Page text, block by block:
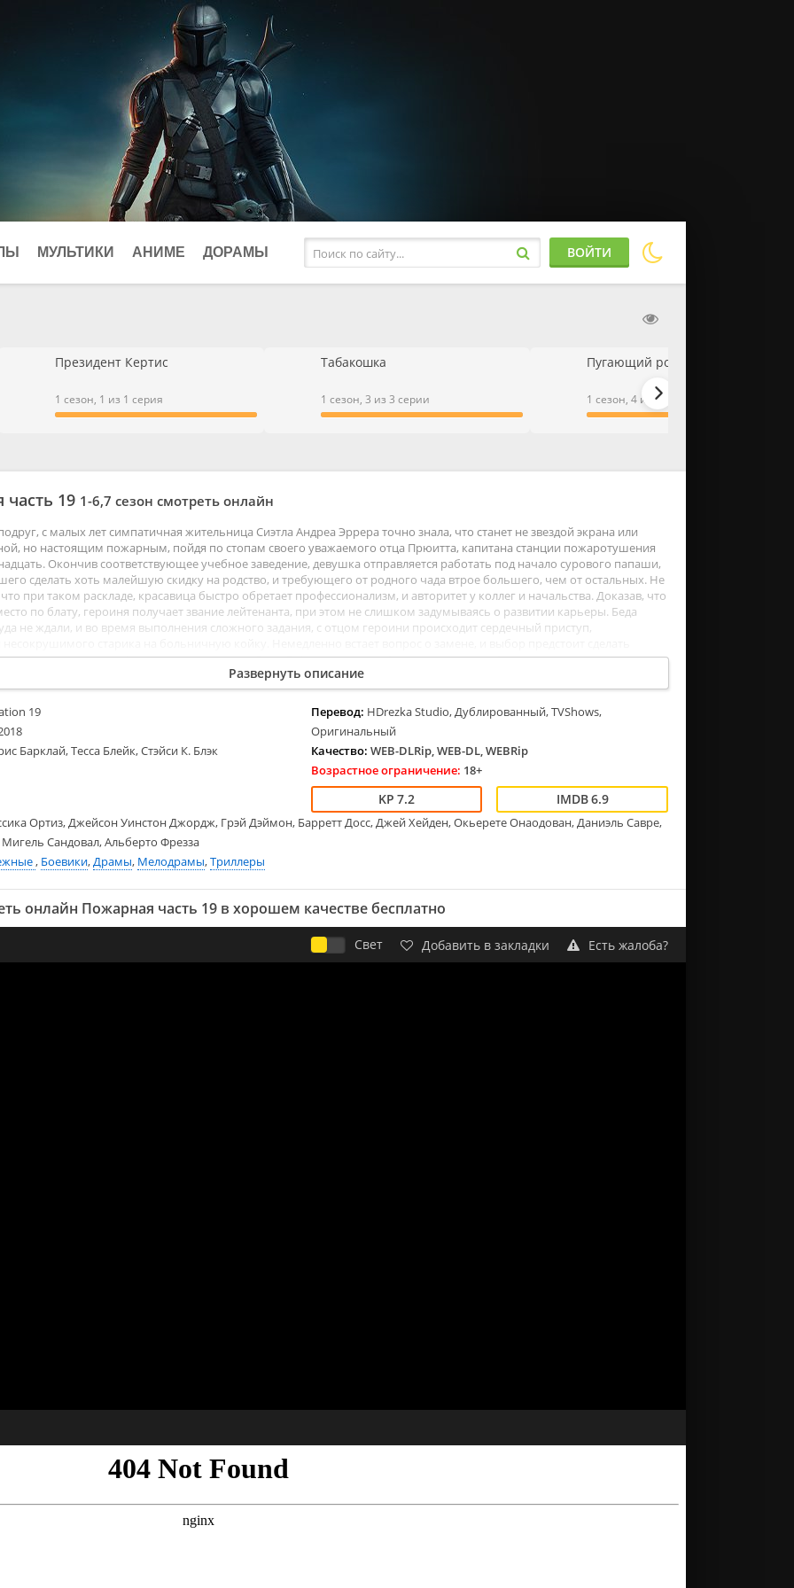
Мелодрамы
Приключения
Триллеры
Фантастика
МУЛЬТИКИ АНИМЕ ДОРАМЫ ВОЙТИ
Президент Кертис
1 сезон, 1 из 1 серия
Табакошка
1 сезон, 3 из 3 серии
Пугающий роман
1 сезон, 4 из 4 серии
19 1-6,7 сезон смотреть онлайн
с малых лет симпатичная жительница Сиэтла Андреа Эррера точно знала, что станет не звездой экрана или
но настоящим пожарным, пойдя по стопам своего уважаемого отца Прюитта, капитана станции пожаротушения
Окончив соответствующее учебное заведение, девушка отправляется работать под начало сурового папаши,
сделать хоть малейшую скидку на родство, и требующего от родного чада втрое большего, чем от остальных. Не
при таком раскладе, красавица быстро обретает профессионализм, и авторитет у коллег и начальства. Доказав, что
по блату, героиня получает звание лейтенанта, при этом не слишком задумываясь о развитии карьеры. Беда
не ждали, и во время выполнения сложного задания, с отцом героини происходит сердечный приступ,
причем Андреа, и ее конкурент Джек Гибсон именно сейчас затеяли пылкий роман.
Развернуть описание
19
Барклай, Тесса Блейк, Стэйси К. Блэк
Перевод: HDrezka Studio, Дублированный, TVShows,
Оригинальный
Качество: WEB-DLRip, WEB-DL, WEBRip
Возрастное ограничение: 18+
7.2 6.9
Ортиз, Джейсон Уинстон Джордж, Грэй Дэймон, Барретт Досс, Джей Хейден, Окьерете Онаодован, Даниэль Савре,
Сандовал, Альберто Фрезза
, Боевики,Драмы, Мелодрамы,Триллеры
онлайн Пожарная часть 19 в хорошем качестве бесплатно
Свет Добавить в закладки Есть жалоба?